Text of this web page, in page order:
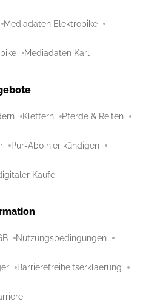
Mediadaten Elektrobike
Mediadaten Karl
Klettern Pferde & Reiten
Pur-Abo hier kündigen
Käufe
Nutzungsbedingungen
Barrierefreiheitserklaerung